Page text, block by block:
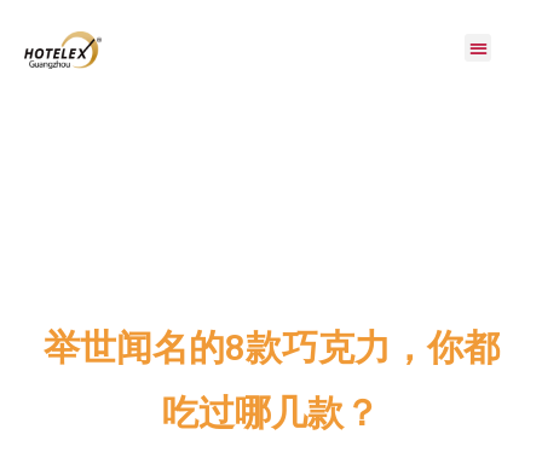
举世闻名的8款巧克力，你都
吃过哪几款？